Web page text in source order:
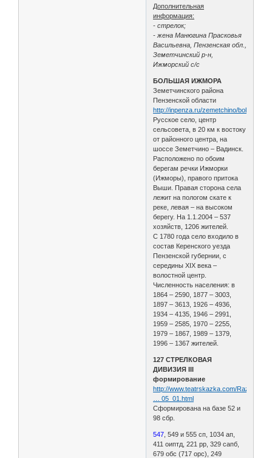
Дополнительная
информация:
- стрелок;
- жена Манюгина Прасковья
Васильевна, Пензенская обл.,
Земетчинский р-н,
Ижморский с/с
БОЛЬШАЯ ИЖМОРА
Земетчинского района
Пензенской области
http://inpenza.ru/zemetchino/
Русское село, центр
сельсовета, в 20 км к востоку
от районного центра, на
шоссе Земетчино – Вадинск.
Расположено по обоим
берегам речки Ижморки
(Ижморы), правого притока
Выши. Правая сторона села
лежит на пологом скате к
реке, левая – на высоком
берегу. На 1.1.2004 – 537
хозяйств, 1206 жителей.
С 1780 года село входило в
состав Керенского уезда
Пензенской губернии, с
середины XIX века –
волостной центр.
Численность населения: в
1864 – 2590, 1877 – 3003,
1897 – 3613, 1926 – 4936,
1934 – 4135, 1946 – 2991,
1959 – 2585, 1970 – 2255,
1979 – 1867, 1989 – 1379,
1996 – 1367 жителей.
127 СТРЕЛКОВАЯ
ДИВИЗИЯ III
формирование
http://www.teatrskazka.com/Raznoe/
… 05_01.html
Сформирована на базе 52 и
98 сбр.
547 , 549 и 555 сп, 1034 ап,
411 оиптд, 221 рр, 329 сапб,
679 обс (717 орс), 249